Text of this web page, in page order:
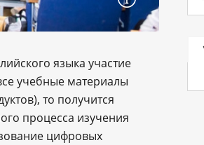
языка участие
учебные материалы
то получится
процесса изучения
цифровых